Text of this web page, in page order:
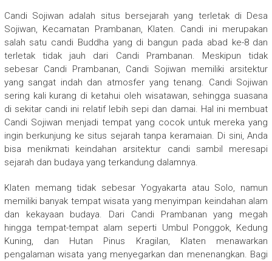
Candi Sojiwan adalah situs bersejarah yang terletak di Desa
Sojiwan, Kecamatan Prambanan, Klaten. Candi ini merupakan
salah satu candi Buddha yang di bangun pada abad ke-8 dan
terletak tidak jauh dari Candi Prambanan. Meskipun tidak
sebesar Candi Prambanan, Candi Sojiwan memiliki arsitektur
yang sangat indah dan atmosfer yang tenang. Candi Sojiwan
sering kali kurang di ketahui oleh wisatawan, sehingga suasana
di sekitar candi ini relatif lebih sepi dan damai. Hal ini membuat
Candi Sojiwan menjadi tempat yang cocok untuk mereka yang
ingin berkunjung ke situs sejarah tanpa keramaian. Di sini, Anda
bisa menikmati keindahan arsitektur candi sambil meresapi
sejarah dan budaya yang terkandung dalamnya.
Klaten memang tidak sebesar Yogyakarta atau Solo, namun
memiliki banyak tempat wisata yang menyimpan keindahan alam
dan kekayaan budaya. Dari Candi Prambanan yang megah
hingga tempat-tempat alam seperti Umbul Ponggok, Kedung
Kuning, dan Hutan Pinus Kragilan, Klaten menawarkan
pengalaman wisata yang menyegarkan dan menenangkan. Bagi